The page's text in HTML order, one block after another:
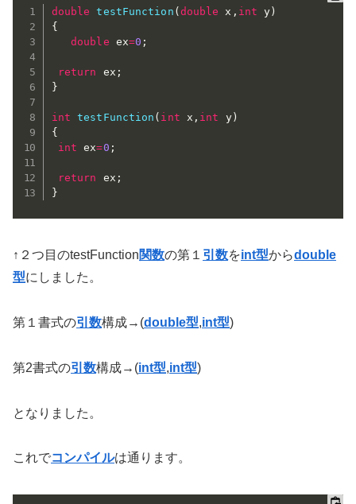
double testFunction ( double x , int y )
{
double ex=0 ;
return ex ;
}
int testFunction ( int x , int y)
{
int ex=0 ;
return ex ;
}
↑２つ目のtestFunction関数の第１ 引数をint型からdouble
型にしました。
第１書式の引数構成→(double型,int型)
第2書式の引数構成→(int型,int型)
となりました。
これでコンパイルは通ります。